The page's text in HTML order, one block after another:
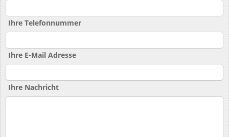
Ihre Telefonnummer
Ihre E-Mail Adresse
Ihre Nachricht